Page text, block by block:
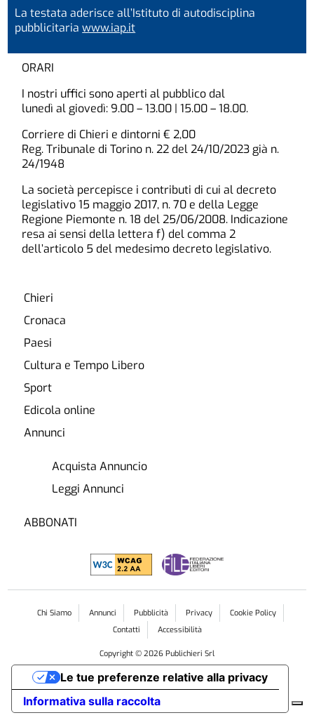
La testata aderisce all’Istituto di autodisciplina
pubblicitariawww.iap.it
ORARI
I nostri uffici sono aperti al pubblico dal
lunedì al giovedì: 9.00 – 13.00 | 15.00 – 18.00.
Corriere di Chieri e dintorni € 2,00
Reg. Tribunale di Torino n. 22 del 24/10/2023 già n.
24/1948
La società percepisce i contributi di cui al decreto
legislativo 15 maggio 2017, n. 70 e della Legge
Regione Piemonte n. 18 del 25/06/2008. Indicazione
resa ai sensi della lettera f) del comma 2
dell’articolo 5 del medesimo decreto legislativo.
Chieri
Cronaca
Paesi
Cultura e Tempo Libero
Sport
Edicola online
Annunci
Acquista Annuncio
Leggi Annunci
ABBONATI
Chi Siamo Annunci Pubblicità Privacy
Cookie Policy
Contatti
Accessibilità
Copyright © 2026 Publichieri Srl
Informativa sulla raccolta
Le tue preferenze relative alla privacy